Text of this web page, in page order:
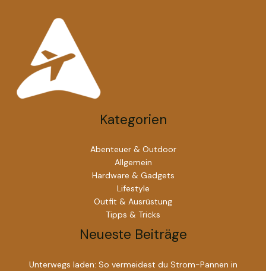
Kategorien
Abenteuer & Outdoor
Allgemein
Hardware & Gadgets
Lifestyle
Outfit & Ausrüstung
Tipps & Tricks
Neueste Beiträge
Unterwegs laden: So vermeidest du Strom-Pannen in